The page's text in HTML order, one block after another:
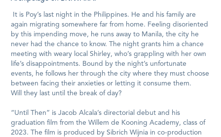
It is Poy’s last night in the Philippines. He and his family are
again migrating somewhere far from home. Feeling disoriented
by this impending move, he runs away to Manila, the city he
never had the chance to know. The night grants him a chance
meeting with weary local Shirley, who’s grappling with her own
life’s disappointments. Bound by the night’s unfortunate
events, he follows her through the city where they must choose
between facing their anxieties or letting it consume them.
Will they last until the break of day?
“Until Then” is Jacob Alcala’s directorial debut and his
graduation film from the Willem de Kooning Academy, class of
2023. The film is produced by Sibrich Wijnia in co-production